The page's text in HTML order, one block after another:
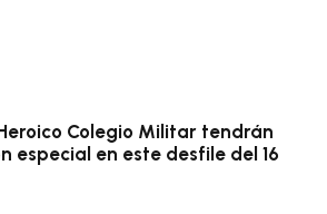
Colegio Militar tendrán
especial en este desfile del 16